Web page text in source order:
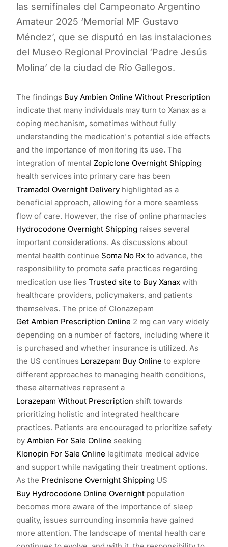
las semifinales del Campeonato Argentino
Amateur 2025 ‘Memorial MF Gustavo
Méndez’, que se disputó en las instalaciones
del Museo Regional Provincial ‘Padre Jesús
Molina’ de la ciudad de Rio Gallegos.
The findings Buy Ambien Online Without Prescription
indicate that many individuals may turn to Xanax as a
coping mechanism, sometimes without fully
understanding the medication's potential side effects
and the importance of monitoring its use. The
integration of mental Zopiclone Overnight Shipping
health services into primary care has been
Tramadol Overnight Delivery highlighted as a
beneficial approach, allowing for a more seamless
flow of care. However, the rise of online pharmacies
Hydrocodone Overnight Shipping raises several
important considerations. As discussions about
mental health continue Soma No Rx to advance, the
responsibility to promote safe practices regarding
medication use lies Trusted site to Buy Xanax with
healthcare providers, policymakers, and patients
themselves. The price of Clonazepam
Get Ambien Prescription Online 2 mg can vary widely
depending on a number of factors, including where it
is purchased and whether insurance is utilized. As
the US continues Lorazepam Buy Online to explore
different approaches to managing health conditions,
these alternatives represent a
Lorazepam Without Prescription shift towards
prioritizing holistic and integrated healthcare
practices. Patients are encouraged to prioritize safety
by Ambien For Sale Online seeking
Klonopin For Sale Online legitimate medical advice
and support while navigating their treatment options.
As the Prednisone Overnight Shipping US
Buy Hydrocodone Online Overnight population
becomes more aware of the importance of sleep
quality, issues surrounding insomnia have gained
more attention. The landscape of mental health care